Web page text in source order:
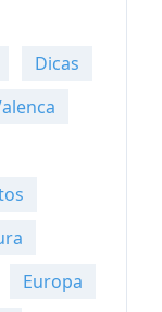
Dicas
Europa